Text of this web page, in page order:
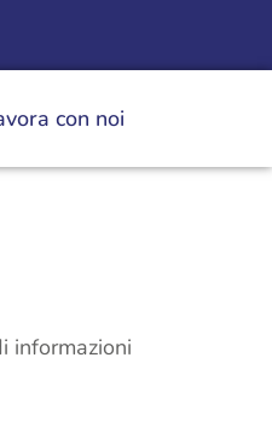
con noi
informazioni